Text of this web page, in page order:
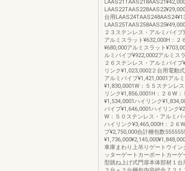
台用
２３ステンレス・アルミパイ
アルミスラット¥632,000H：２
¥680,000アルミスラット
ルミパイプ¥922,0002アルミス
２６ステンレス・アルミパイ
リンク¥1,023,0002２台用電動
アルミパイプ¥1,421,0001アル
¥1,830,0001W：５５ステンレ
リンク¥1,856,0001H：２６W
¥1,534,0001ハイリンク
パイプ¥1,646,0001ハイリンク
W：５０ステンレス・アルミパ
ハイリンク¥3,465,000H：２６
プ¥2,750,000合計梱包数
車庫まわり上吊りゲートウイ
ッターゲートカーポートカー
型跳ね上げ式門扉本体部材１